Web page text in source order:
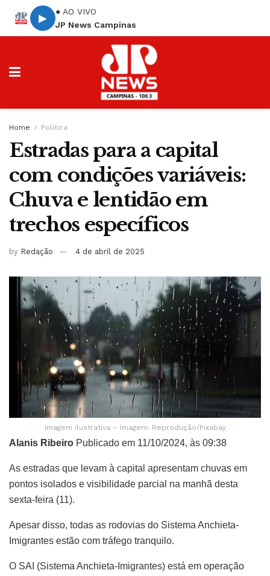
▶
● AO VIVO
JP News Campinas
Home Política
Estradas para a capital
com condições variáveis:
Chuva e lentidão em
trechos específicos
by Redação 4 de abril de 2025
Imagem ilustrativa – Imagem: Reprodução/Pixabay
Alanis Ribeiro Publicado em 11/10/2024, às 09:38
As estradas que levam à capital apresentam chuvas em
pontos isolados e visibilidade parcial na manhã desta
sexta-feira (11).
Apesar disso, todas as rodovias do Sistema Anchieta-
Imigrantes estão com tráfego tranquilo.
O SAI (Sistema Anchieta-Imigrantes) está em operação